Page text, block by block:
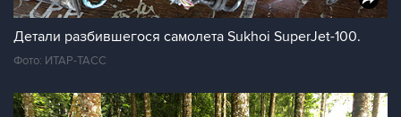
Детали разбившегося самолета Sukhoi SuperJet-100.
Фото: ИТАР-ТАСС